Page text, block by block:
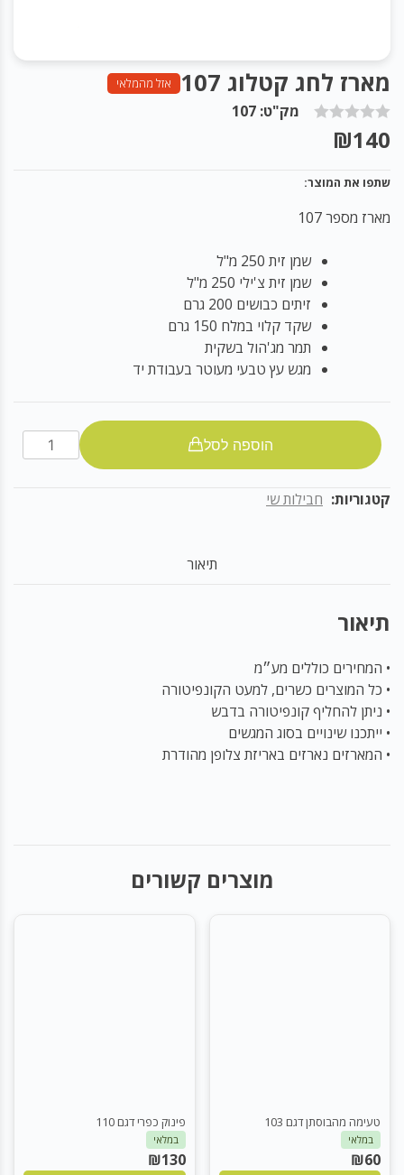
מארז לחג קטלוג 107 אזל מהמלאי
מק"ט: 107
₪140
שתפו את המוצר:
מארז מספר 107
שמן זית 250 מ"ל
שמן זית צ'ילי 250 מ"ל
זיתים כבושים 200 גרם
שקד קלוי במלח 150 גרם
תמר מג'הול בשקית
מגש עץ טבעי מעוטר בעבודת יד
הוספה לסל
מארז
לחג
קטגוריות: חבילות שי
תיאור
תיאור
• המחירים כוללים מע״מ
• כל המוצרים כשרים, למעט הקונפיטורה
• ניתן להחליף קונפיטורה בדבש
• ייתכנו שינויים בסוג המגשים
• המארזים נארזים באריזת צלופן מהודרת
מוצרים קשורים
טעימה מהבוסתן דגם 103
במלאי
₪60
פינוק כפרי דגם 110
במלאי
₪130